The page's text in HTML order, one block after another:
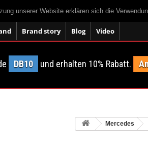
unserer Website erklären sich die
Brand story Blog Video
DB10 und erhalten 10% Rabatt.
Mercedes